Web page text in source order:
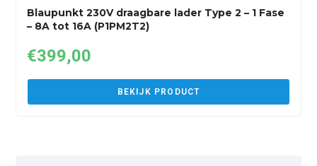
Blaupunkt 230V draagbare lader Type 2 – 1 Fase
– 8A tot 16A (P1PM2T2)
€399,00
BEKIJK PRODUCT